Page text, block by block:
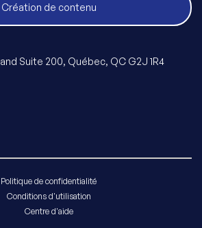
Création de contenu
Suite 200, Québec, QC G2J 1R4
Politique de confidentialité
Conditions d'utilisation
Centre d'aide